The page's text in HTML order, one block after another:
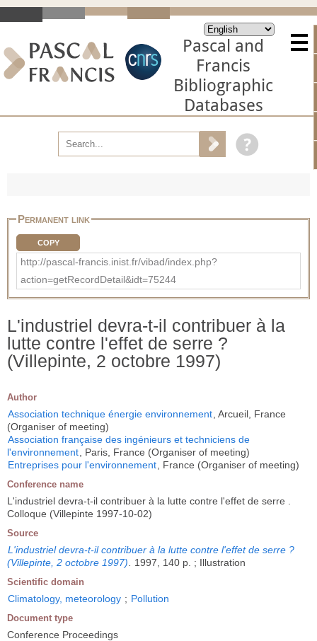
Pascal and
Francis
Bibliographic
Databases
Permanent link
COPY
http://pascal-francis.inist.fr/vibad/index.php?
action=getRecordDetail&idt=75244
L'industriel devra-t-il contribuer à la
lutte contre l'effet de serre ?
(Villepinte, 2 octobre 1997)
Author
Association technique énergie environnement , Arcueil, France
(Organiser of meeting)
Association française des ingénieurs et techniciens de
l'environnement , Paris, France (Organiser of meeting)
Entreprises pour l'environnement , France (Organiser of meeting)
Conference name
L'industriel devra-t-il contribuer à la lutte contre l'effet de serre .
Colloque (Villepinte 1997-10-02)
Source
L'industriel devra-t-il contribuer à la lutte contre l'effet de serre ?
(Villepinte, 2 octobre 1997)
1997, 140 p. ; Illustration
Scientific domain
Climatology, meteorology ; Pollution
Document type
Conference Proceedings